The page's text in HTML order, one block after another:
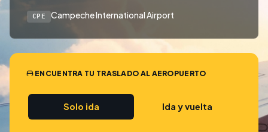
CPE Campeche International Airport
ENCUENTRA TU TRASLADO AL AEROPUERTO
Solo ida Ida y vuelta